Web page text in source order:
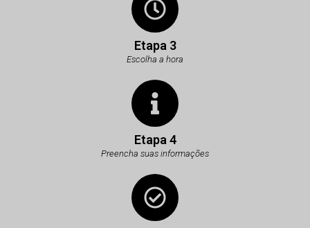
Etapa 3
Escolha a hora
Etapa 4
Preencha suas informações